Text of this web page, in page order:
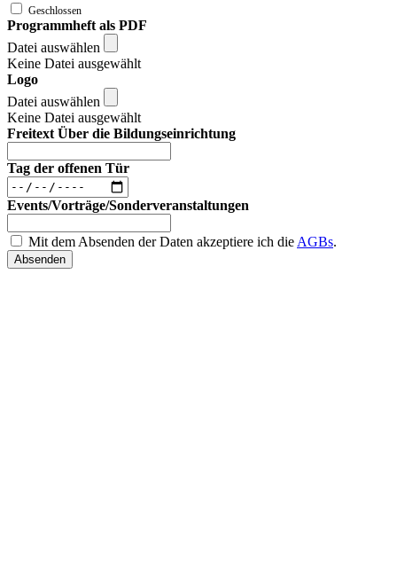
Programmheft als PDF
Datei auswählen
Keine Datei ausgewählt
Logo
Datei auswählen
Keine Datei ausgewählt
Freitext Über die Bildungseinrichtung
Tag der offenen Tür
Events/Vorträge/Sonderveranstaltungen
Mit dem Absenden der Daten akzeptiere ich die AGBs.
Absenden